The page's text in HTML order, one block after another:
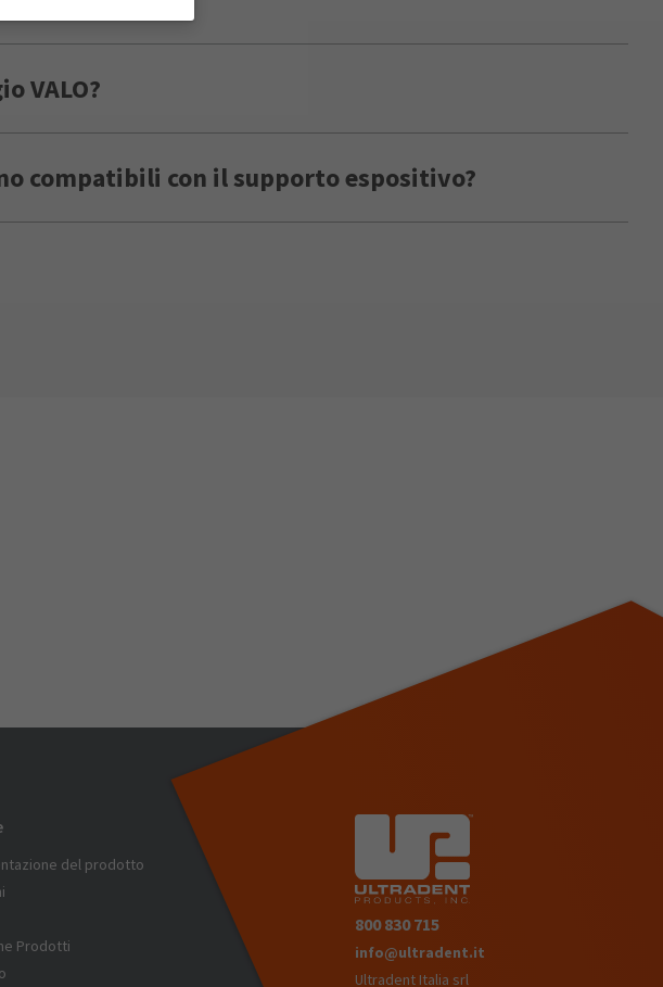
VALO?
compatibili con il supporto espositivo?
del prodotto
Prodotti
800 830 715
info@ultradent.it
Ultradent Italia srl